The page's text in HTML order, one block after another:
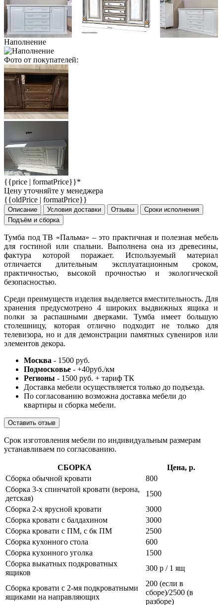
Наполнение
Фото от покупателей:
{{price | formatPrice}}*
Цену уточняйте у менеджера
{{oldPrice | formatPrice}}
Описание Условия доставки Отзывы
Сроки исполнения
Подъём и сборка
Тумба под ТВ «Пальма» – это практичная и полезная мебель
для гостиной или спальни. Выполнена она из древесины,
фактура которой поражает. Используемый материал
отличается длительным эксплуатационным сроком,
практичностью, высокой прочностью и экологической
безопасностью.
Среди преимуществ изделия выделяется вместительность. Для
хранения предусмотрено 4 широких выдвижных ящика и
полки за распашными дверками. Тумба имеет большую
столешницу, которая отлично подходит не только для
телевизора, но и для демонстрации памятных сувениров или
элементов декора.
Москва - 1500 руб.
Подмосковье - +40руб./км
Регионы - 1500 руб. + тариф ТК
Доставка мебели осуществляется только до подъезда.
По согласованию возможна доставка мебели до
квартиры и сборка мебели.
Оставить отзыв
Срок изготовления мебели по индивидуальным размерам
устанавливаем по согласованию.
СБОРКА
Цена, р.
Сборка обычной кровати
800
Сборка 3-х спинчатой кровати (верона,
детская)
1500
Сборка 2-х ярусной кровати
3000
Сборка кровати с балдахином
3000
Сборка кровати с ПМ, с бк ПМ
2500
Сборка кухонного стола
600
Сборка кухонного уголка
1500
Сборка выкатных подкроватных
ящиков
300 р / 1 ящ
Сборка кровати с 2-мя подкроватными
ящиками на направляющих
200 (если в
сборе)/2500 (в
разборе)